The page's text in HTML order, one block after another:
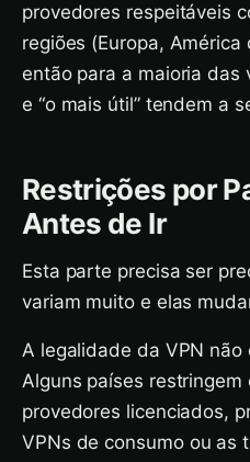
provedores respeitáveis
regiões (Europa,
então para a maioria das
e “o mais útil” tendem a
Restrições por
Antes de Ir
Esta parte precisa ser
variam muito e elas
A legalidade da VPN
Alguns países restringem
provedores licenciados,
VPNs de consumo ou as